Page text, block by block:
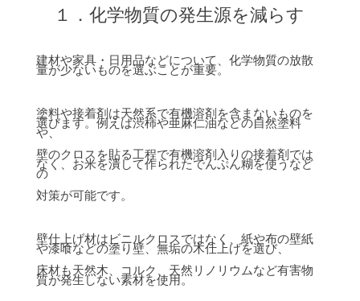
１．化学物質の発生源を減らす
建材や家具・日用品などについて、化学物質の放散
量が少ないものを選ぶことが重要。
塗料や接着剤は天然系で有機溶剤を含まないものを
選びます。例えば渋柿や亜麻仁油などの自然塗料
や、
壁のクロスを貼る工程で有機溶剤入りの接着剤では
なく、お米を潰して作られたでんぷん糊を使うなど
の
対策が可能です。
壁仕上げ材はビニルクロスではなく、紙や布の壁紙
や漆喰などの塗り壁、無垢の木仕上げを選び、
床材も天然木、コルク、天然リノリウムなど有害物
質が発生しない素材を使用。